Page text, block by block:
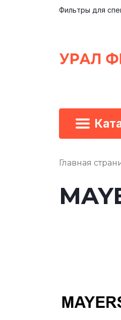
Фильтры для
Главная